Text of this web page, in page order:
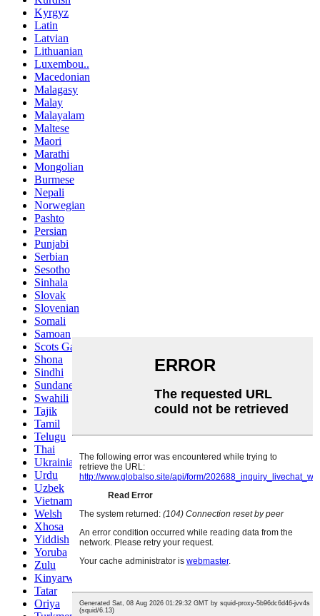
Kyrgyz
Latin
Latvian
Lithuanian
Luxembou..
Macedonian
Malagasy
Malay
Malayalam
Maltese
Maori
Marathi
Mongolian
Burmese
Nepali
Norwegian
Pashto
Persian
Punjabi
Serbian
Sesotho
Sinhala
Slovak
Slovenian
Somali
Samoan
Scots Gaelic
Shona
Sindhi
Sundanese
Swahili
Tajik
Tamil
Telugu
Thai
Ukrainian
Urdu
Uzbek
Vietnamese
Welsh
Xhosa
Yiddish
Yoruba
Zulu
Kinyarwanda
Tatar
Oriya